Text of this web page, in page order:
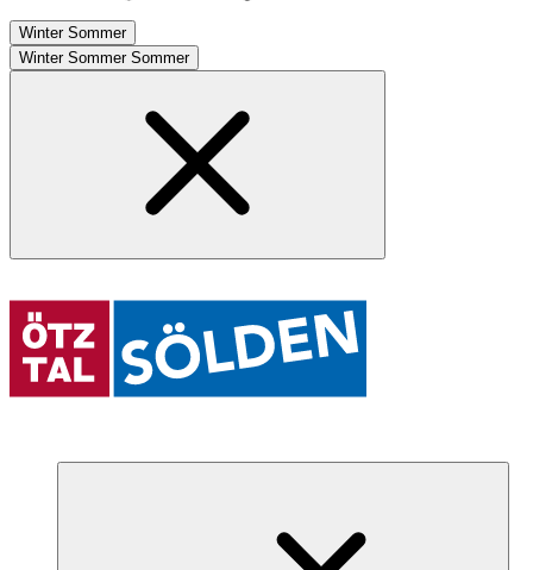
Winter Sommer
Winter Sommer Sommer